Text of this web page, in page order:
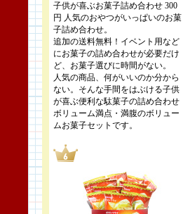
子供が喜ぶお菓子詰め合わせ 300
円 人気のおやつがいっぱいのお菓
子詰め合わせ。
追加の送料無料！イベント用など
にお菓子の詰め合わせが必要だけ
ど、お菓子選びに時間がない。
人気の商品、何がいいのか分から
ない。そんな手間をはぶける子供
が喜ぶ便利な駄菓子の詰め合わせ
ボリューム満点・満腹のボリュー
ムお菓子セットです。